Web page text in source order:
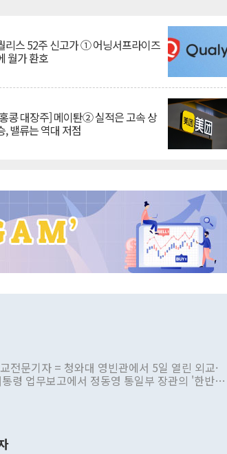
리스 52주 신고가 ① 어닝서프라이즈
월가 환호
콩 대장주] 메이퇀② 실적은 고속 상
, 밸류는 역대 저점
전문기자 = 청와대 영빈관에서 5일 열린 외교·
령 업무보고에서 정동영 통일부 장관의 '한반도
거치지 않은 사안을 정책으로 추진하겠다고 공
실적 구상'이라는 비판을 내놨다. 그동안 정 장